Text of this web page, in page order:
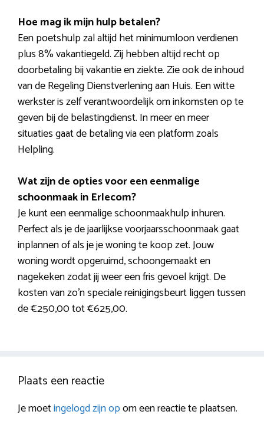
Hoe mag ik mijn hulp betalen?
Een poetshulp zal altijd het minimumloon verdienen
plus 8% vakantiegeld. Zij hebben altijd recht op
doorbetaling bij vakantie en ziekte. Zie ook de inhoud
van de Regeling Dienstverlening aan Huis. Een witte
werkster is zelf verantwoordelijk om inkomsten op te
geven bij de belastingdienst. In meer en meer
situaties gaat de betaling via een platform zoals
Helpling.
Wat zijn de opties voor een eenmalige
schoonmaak in Erlecom?
Je kunt een eenmalige schoonmaakhulp inhuren.
Perfect als je de jaarlijkse voorjaarsschoonmaak gaat
inplannen of als je je woning te koop zet. Jouw
woning wordt opgeruimd, schoongemaakt en
nagekeken zodat jij weer een fris gevoel krijgt. De
kosten van zo’n speciale reinigingsbeurt liggen tussen
de €250,00 tot €625,00.
Plaats een reactie
Je moetingelogd zijn opom een reactie te plaatsen.